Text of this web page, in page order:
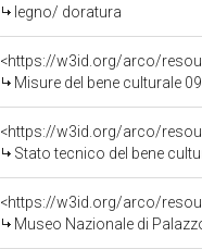
legno/ doratura
<https://w3id.org/arco/
Misure del bene culturale
<https://w3id.org/arco/
Stato tecnico del bene
<https://w3id.org/arco/
Museo Nazionale di